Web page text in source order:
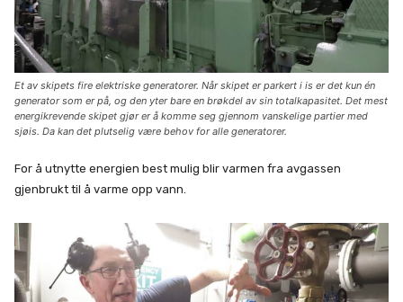
Et av skipets fire elektriske generatorer. Når skipet er parkert i is er det kun én
generator som er på, og den yter bare en brøkdel av sin totalkapasitet. Det mest
energikrevende skipet gjør er å komme seg gjennom vanskelige partier med
sjøis. Da kan det plutselig være behov for alle generatorer.
For å utnytte energien best mulig blir varmen fra avgassen
gjenbrukt til å varme opp vann.